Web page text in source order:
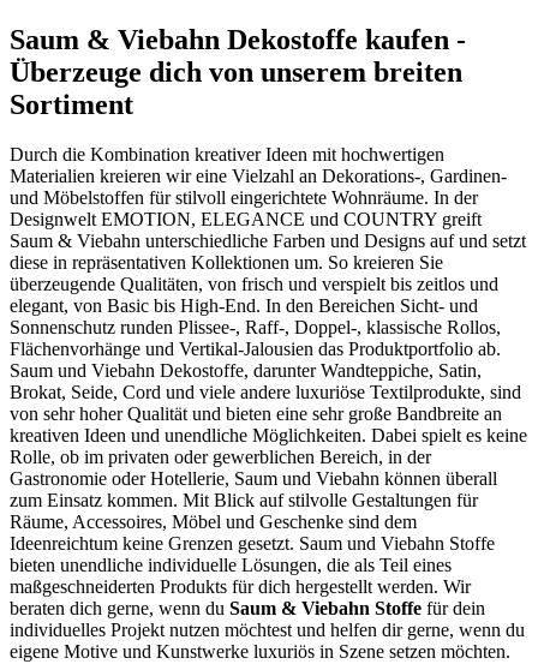
Saum & Viebahn Dekostoffe kaufen -
Überzeuge dich von unserem breiten
Sortiment
Durch die Kombination kreativer Ideen mit hochwertigen
Materialien kreieren wir eine Vielzahl an Dekorations-, Gardinen-
und Möbelstoffen für stilvoll eingerichtete Wohnräume. In der
Designwelt EMOTION, ELEGANCE und COUNTRY greift
Saum & Viebahn unterschiedliche Farben und Designs auf und setzt
diese in repräsentativen Kollektionen um. So kreieren Sie
überzeugende Qualitäten, von frisch und verspielt bis zeitlos und
elegant, von Basic bis High-End. In den Bereichen Sicht- und
Sonnenschutz runden Plissee-, Raff-, Doppel-, klassische Rollos,
Flächenvorhänge und Vertikal-Jalousien das Produktportfolio ab.
Saum und Viebahn Dekostoffe, darunter Wandteppiche, Satin,
Brokat, Seide, Cord und viele andere luxuriöse Textilprodukte, sind
von sehr hoher Qualität und bieten eine sehr große Bandbreite an
kreativen Ideen und unendliche Möglichkeiten. Dabei spielt es keine
Rolle, ob im privaten oder gewerblichen Bereich, in der
Gastronomie oder Hotellerie, Saum und Viebahn können überall
zum Einsatz kommen. Mit Blick auf stilvolle Gestaltungen für
Räume, Accessoires, Möbel und Geschenke sind dem
Ideenreichtum keine Grenzen gesetzt. Saum und Viebahn Stoffe
bieten unendliche individuelle Lösungen, die als Teil eines
maßgeschneiderten Produkts für dich hergestellt werden. Wir
beraten dich gerne, wenn du Saum & Viebahn Stoffe für dein
individuelles Projekt nutzen möchtest und helfen dir gerne, wenn du
eigene Motive und Kunstwerke luxuriös in Szene setzen möchten.